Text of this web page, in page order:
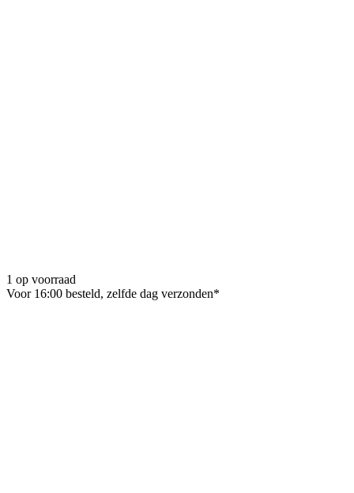
1 op voorraad
Voor 16:00 besteld, zelfde dag verzonden*